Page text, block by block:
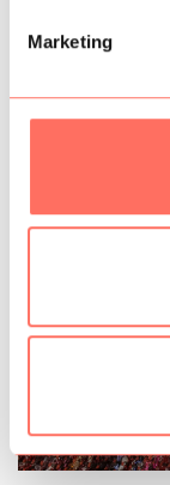
Marketing